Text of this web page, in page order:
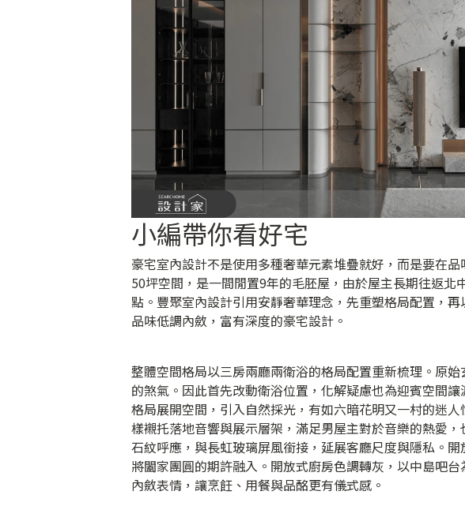
小編帶你看好宅
豪宅室內設計不是使用多種奢華元素堆疊就好，而是要在
50坪空間，是一間閒置9年的毛胚屋，由於屋主長期往返
點。豐聚室內設計引用安靜奢華理念，先重塑格局配置，
品味低調內斂，富有深度的豪宅設計。
整體空間格局以三房兩廳兩衛浴的格局配置重新梳理。原
的煞氣。因此首先改動衛浴位置，化解疑慮也為迎賓空間
格局展開空間，引入自然採光，有如六暗花明又一村的迷
樣襯托落地音響與展示層架，滿足男屋主對於音樂的熱愛
石紋呼應，與長虹玻璃屏風銜接，延展客廳尺度與隱私。
將闔家團圓的期許融入。開放式廚房色調轉灰，以中島吧
內斂表情，讓烹飪、用餐與品酩更有儀式感。